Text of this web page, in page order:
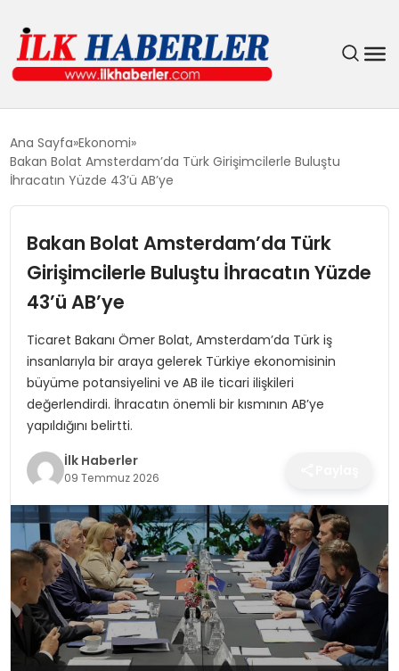
EĞITIM
GÜNDEM
SIYASET
SPOR
TEKNOLOJI
YAŞAM
Ana Sayfa Ekonomi
Bakan Bolat Amsterdam’da Türk Girişimcilerle Buluştu
İhracatın Yüzde 43’ü AB’ye
Bakan Bolat Amsterdam’da Türk
Girişimcilerle Buluştu İhracatın Yüzde
43’ü AB’ye
Ticaret Bakanı Ömer Bolat, Amsterdam’da Türk iş
insanlarıyla bir araya gelerek Türkiye ekonomisinin
büyüme potansiyelini ve AB ile ticari ilişkileri
değerlendirdi. İhracatın önemli bir kısmının AB’ye
yapıldığını belirtti.
İlk Haberler
09 Temmuz 2026